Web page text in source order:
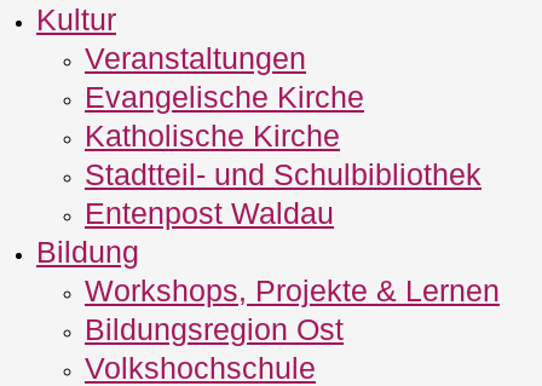
Kultur
Veranstaltungen
Evangelische Kirche
Katholische Kirche
Stadtteil- und Schulbibliothek
Entenpost Waldau
Bildung
Workshops, Projekte & Lernen
Bildungsregion Ost
Volkshochschule